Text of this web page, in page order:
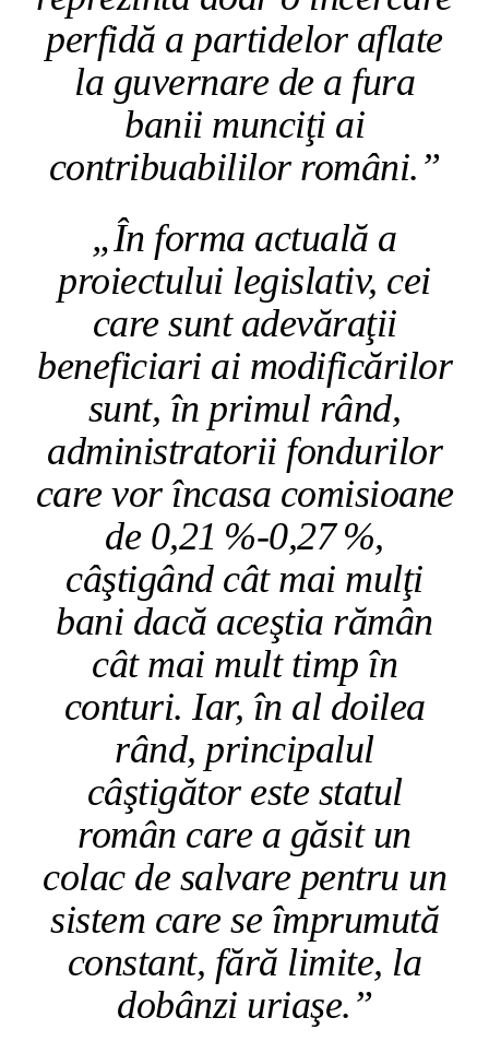
perfidă a partidelor aflate
la guvernare de a fura
banii munciţi ai
contribuabililor români.”
„În forma actuală a
proiectului legislativ, cei
care sunt adevăraţii
beneficiari ai modificărilor
sunt, în primul rând,
administratorii fondurilor
care vor încasa comisioane
de 0,21 %‑0,27 %,
câştigând cât mai mulţi
bani dacă aceştia rămân
cât mai mult timp în
conturi. Iar, în al doilea
rând, principalul
câştigător este statul
român care a găsit un
colac de salvare pentru un
sistem care se împrumută
constant, fără limite, la
dobânzi uriaşe.”